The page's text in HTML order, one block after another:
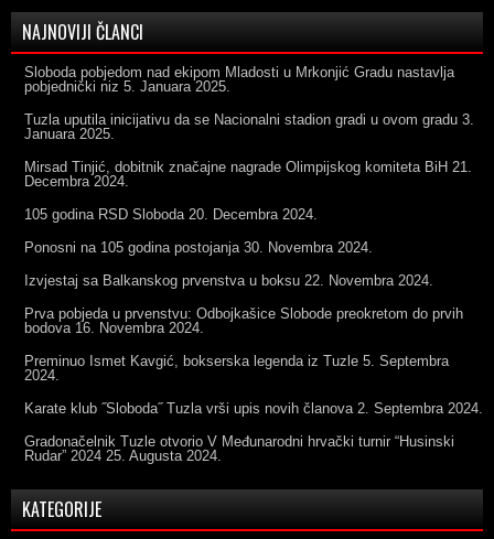
NAJNOVIJI ČLANCI
Sloboda pobjedom nad ekipom Mladosti u Mrkonjić Gradu nastavlja
pobjednički niz 5. Januara 2025.
Tuzla uputila inicijativu da se Nacionalni stadion gradi u ovom gradu 3.
Januara 2025.
Mirsad Tinjić, dobitnik značajne nagrade Olimpijskog komiteta BiH 21.
Decembra 2024.
105 godina RSD Sloboda 20. Decembra 2024.
Ponosni na 105 godina postojanja 30. Novembra 2024.
Izvjestaj sa Balkanskog prvenstva u boksu 22. Novembra 2024.
Prva pobjeda u prvenstvu: Odbojkašice Slobode preokretom do prvih
bodova 16. Novembra 2024.
Preminuo Ismet Kavgić, bokserska legenda iz Tuzle 5. Septembra
2024.
Karate klub ˝Sloboda˝ Tuzla vrši upis novih članova 2. Septembra 2024.
Gradonačelnik Tuzle otvorio V Međunarodni hrvački turnir “Husinski
Rudar” 2024 25. Augusta 2024.
KATEGORIJE